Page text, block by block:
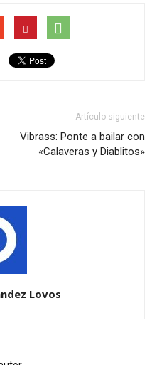
Artículo siguiente
Vibrass: Ponte a bailar con
«Calaveras y Diablitos»
Lovos